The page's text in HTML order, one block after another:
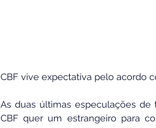
CBF vive expectativa pelo acordo
As duas últimas especulações de
CBF quer um estrangeiro para